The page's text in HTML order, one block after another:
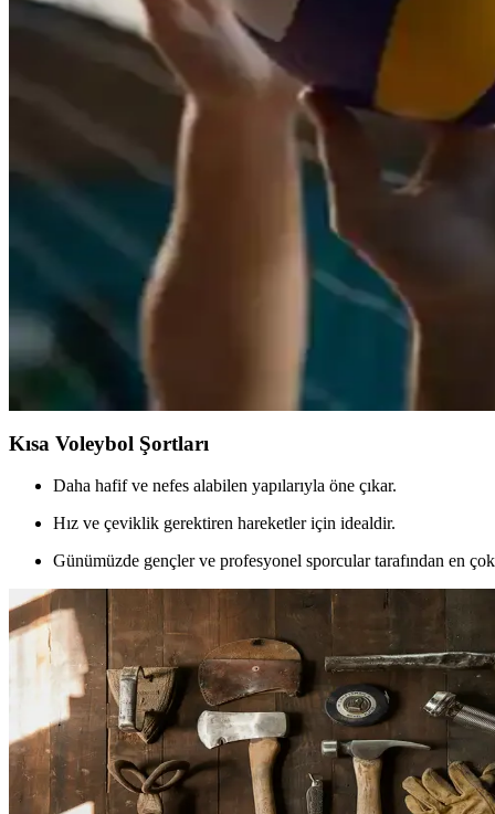
Voleybol formaları, renk, malzeme ve tasarım detaylarıyla
Voleybol Malzemeleri: Performans ve Güvenlik İçin
Voleybol malzemeleri, performans ve güvenlik için önemli. Top,
Voleybol Ayakkabısı Seçerken Dikkat Edilmesi
Voleybol ayakkabısı seçiminde yüksek yaka, trajectori, yastıklama
Erkekler İçin Voleybol Forması Seçimi: Performans
Erkek voleybol formaları, yüksek kalite, konfor ve şıklık sunar. Ter
Voleybol İçin Gerekli Malzemeler ve Doğru Seçim
Voleybol oynamak için temel malzemeler, uygun ekipman seçimi
keyifli spor deneyimi.
Kısa Voleybol Şortları
Daha hafif ve nefes alabilen yapılarıyla öne çıkar.
Hız ve çeviklik gerektiren hareketler için idealdir.
Günümüzde gençler ve profesyonel sporcular tarafından en